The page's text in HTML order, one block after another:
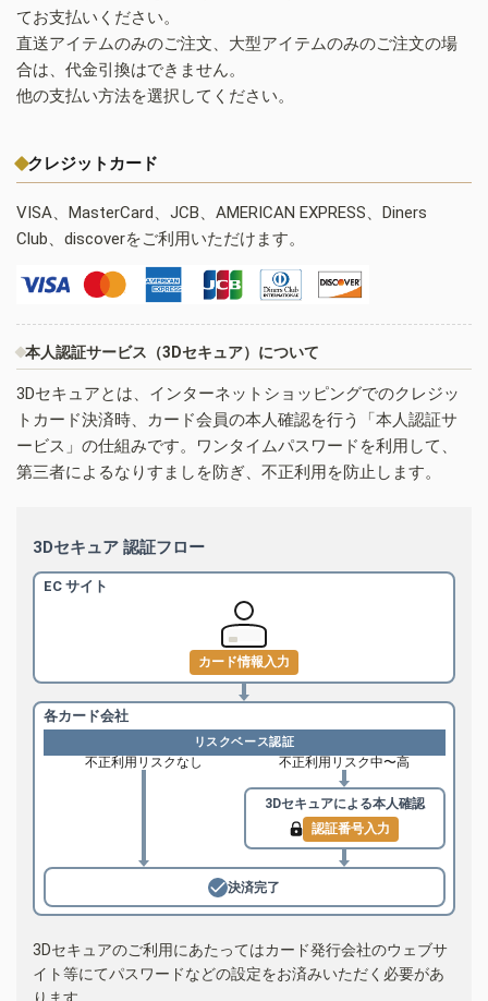
てお支払いください。
直送アイテムのみのご注文、大型アイテムのみのご注文の場
合は、代金引換はできません。
他の支払い方法を選択してください。
クレジットカード
VISA、MasterCard、JCB、AMERICAN EXPRESS、Diners
Club、discoverをご利用いただけます。
本人認証サービス（3Dセキュア）について
3Dセキュアとは、インターネットショッピングでのクレジッ
トカード決済時、カード会員の本人確認を行う「本人認証サ
ービス」の仕組みです。ワンタイムパスワードを利用して、
第三者によるなりすましを防ぎ、不正利用を防止します。
3Dセキュア 認証フロー
EC サイト
カード情報入力
各カード会社
リスクベース認証
不正利用リスクなし 不正利用リスク中〜高
3Dセキュアによる本人確認
認証番号入力
決済完了
3Dセキュアのご利用にあたってはカード発行会社のウェブサ
イト等にてパスワードなどの設定をお済みいただく必要があ
ります。